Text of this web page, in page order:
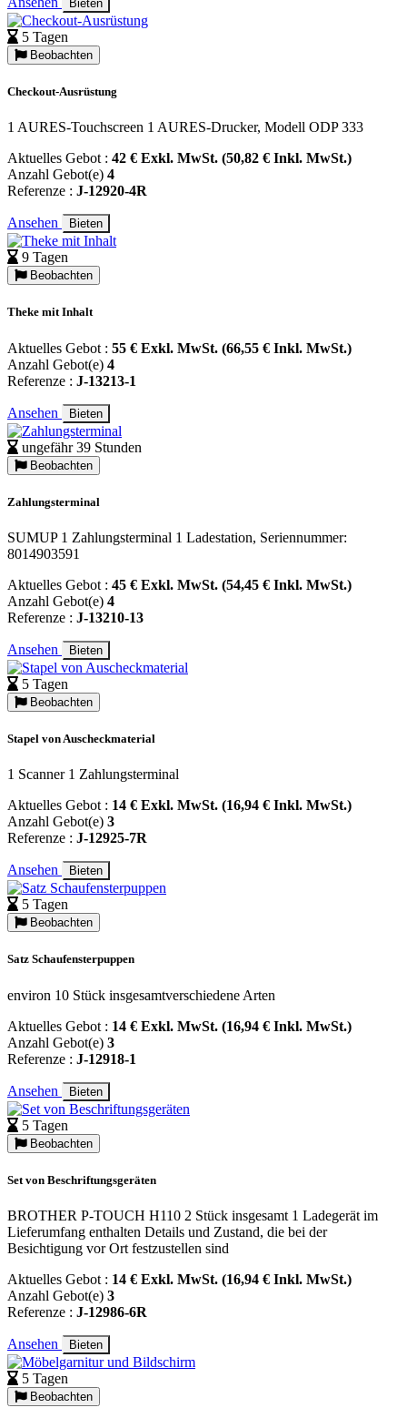
Bieten
5 Tagen
Beobachten
Checkout-Ausrüstung
1 AURES-Touchscreen 1 AURES-Drucker, Modell ODP 333
Aktuelles Gebot : 42 € Exkl. MwSt. (50,82 € Inkl. MwSt.)
Anzahl Gebot(e) 4
Referenze : J-12920-4R
Ansehen Bieten
9 Tagen
Beobachten
Theke mit Inhalt
Aktuelles Gebot : 55 € Exkl. MwSt. (66,55 € Inkl. MwSt.)
Anzahl Gebot(e) 4
Referenze : J-13213-1
Ansehen Bieten
ungefähr 39 Stunden
Beobachten
Zahlungsterminal
SUMUP 1 Zahlungsterminal 1 Ladestation, Seriennummer:
8014903591
Aktuelles Gebot : 45 € Exkl. MwSt. (54,45 € Inkl. MwSt.)
Anzahl Gebot(e) 4
Referenze : J-13210-13
Ansehen Bieten
5 Tagen
Beobachten
Stapel von Auscheckmaterial
1 Scanner 1 Zahlungsterminal
Aktuelles Gebot : 14 € Exkl. MwSt. (16,94 € Inkl. MwSt.)
Anzahl Gebot(e) 3
Referenze : J-12925-7R
Ansehen Bieten
5 Tagen
Beobachten
Satz Schaufensterpuppen
environ 10 Stück insgesamtverschiedene Arten
Aktuelles Gebot : 14 € Exkl. MwSt. (16,94 € Inkl. MwSt.)
Anzahl Gebot(e) 3
Referenze : J-12918-1
Ansehen Bieten
5 Tagen
Beobachten
Set von Beschriftungsgeräten
BROTHER P-TOUCH H110 2 Stück insgesamt 1 Ladegerät im
Lieferumfang enthalten Details und Zustand, die bei der
Besichtigung vor Ort festzustellen sind
Aktuelles Gebot : 14 € Exkl. MwSt. (16,94 € Inkl. MwSt.)
Anzahl Gebot(e) 3
Referenze : J-12986-6R
Ansehen Bieten
5 Tagen
Beobachten